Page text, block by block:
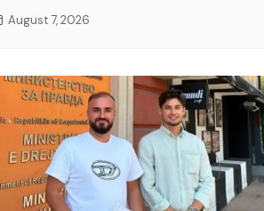
August 7, 2026